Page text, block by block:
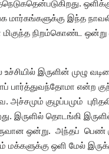
மார்கங்களுக்கு இந்த
நிறம்கொண்ட ஒன்று
இருளின் முழு
என்ற
அச்சமும் குழப்பமும்
இருளில் தொடங்கி
ஒன்று. அந்தப்
மக்களுக்கு ஒளி மேல்